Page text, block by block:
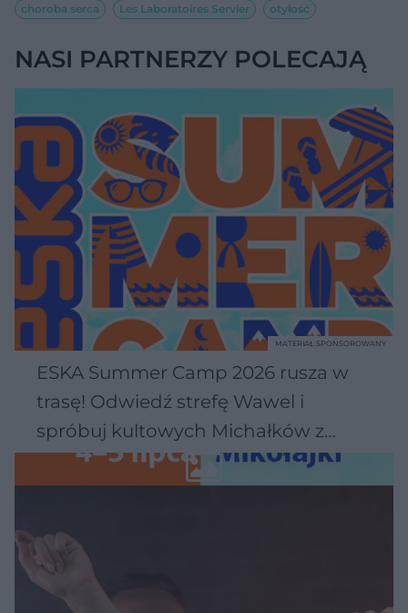
choroba serca
Les Laboratoires Servier otyłość
NASI PARTNERZY POLECAJĄ
ESKA Summer Camp 2026 rusza w
trasę! Odwiedź strefę Wawel i
spróbuj kultowych Michałków z
Wawelu
MATERIAŁ SPONSOROWANY